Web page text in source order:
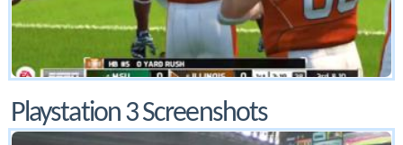
Playstation 3 Screenshots